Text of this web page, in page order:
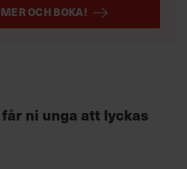
ni unga att lyckas
OCH BOKA!